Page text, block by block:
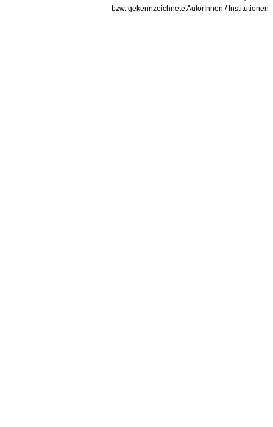
bzw. gekennzeichnete AutorInnen / Institutionen